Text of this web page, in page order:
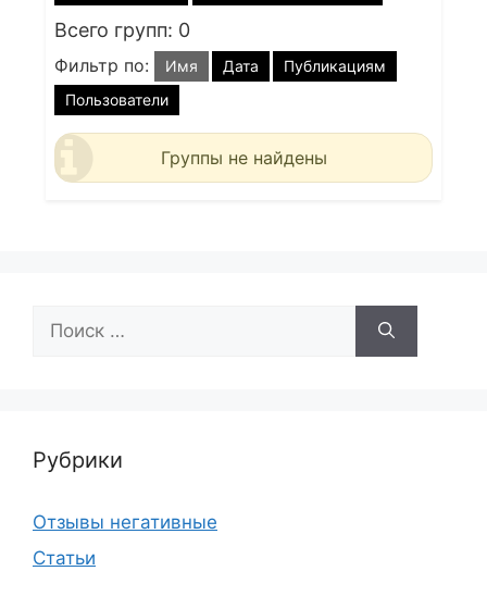
Всего групп: 0
Фильтр по: Имя Дата
Публикациям
Пользователи
Группы не найдены
Рубрики
Отзывы негативные
Статьи